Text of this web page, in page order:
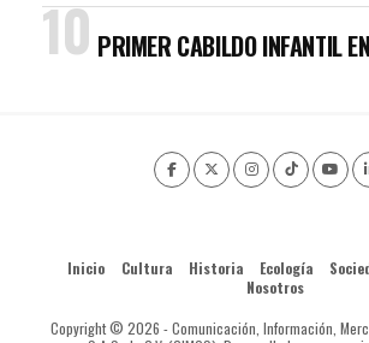
PRIMER CABILDO INFANTIL
Inicio Cultura Historia Ecología
Nosotros
Copyright © 2026 - Comunicación, Información,